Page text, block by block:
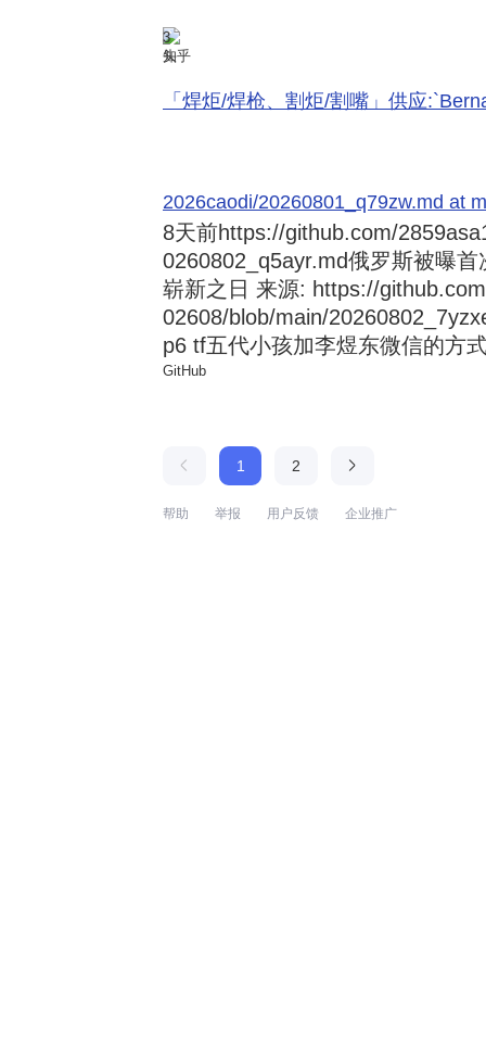
3
知乎
「焊炬/焊枪、割炬/割嘴」供应
2026caodi/20260801_q79zw.md at
8天前https://github.com/
0260802_q5ayr.md俄罗斯被曝
崭新之日 来源: https://
02608/blob/main/
p6 tf五代小孩加李煜东微信的方
GitHub
1 2
帮助 举报 用户反馈 企业推广